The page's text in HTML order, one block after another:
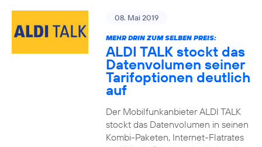
08. Mai 2019
MEHR DRIN ZUM SELBEN PREIS:
ALDI TALK stockt das
Datenvolumen seiner
Tarifoptionen deutlich
auf
Der Mobilfunkanbieter ALDI TALK
stockt das Datenvolumen in seinen
Kombi-Paketen, Internet-Flatrates